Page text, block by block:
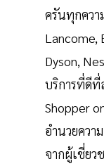
ครันทุกควา
Lancome,
Dyson,
บริการที่ดีที่
Shopper
อำนวยควา
จากผู้เชี่ย